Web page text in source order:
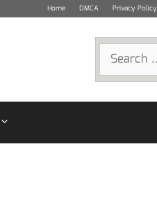
Home DMCA Privacy Policy
Search
for: